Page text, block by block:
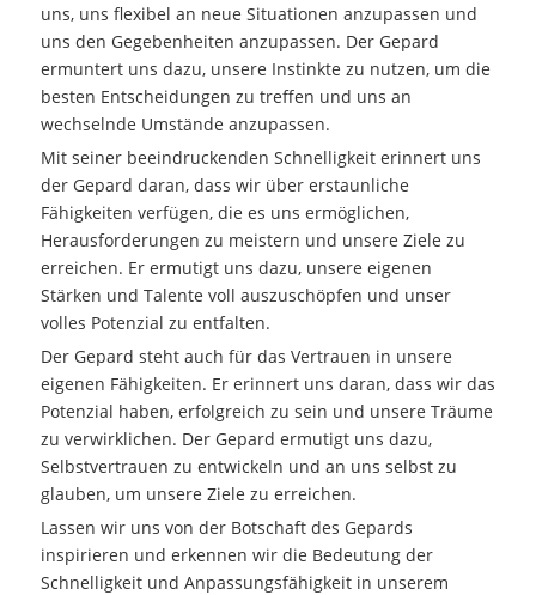
uns, uns flexibel an neue Situationen anzupassen und
uns den Gegebenheiten anzupassen. Der Gepard
ermuntert uns dazu, unsere Instinkte zu nutzen, um die
besten Entscheidungen zu treffen und uns an
wechselnde Umstände anzupassen.
Mit seiner beeindruckenden Schnelligkeit erinnert uns
der Gepard daran, dass wir über erstaunliche
Fähigkeiten verfügen, die es uns ermöglichen,
Herausforderungen zu meistern und unsere Ziele zu
erreichen. Er ermutigt uns dazu, unsere eigenen
Stärken und Talente voll auszuschöpfen und unser
volles Potenzial zu entfalten.
Der Gepard steht auch für das Vertrauen in unsere
eigenen Fähigkeiten. Er erinnert uns daran, dass wir das
Potenzial haben, erfolgreich zu sein und unsere Träume
zu verwirklichen. Der Gepard ermutigt uns dazu,
Selbstvertrauen zu entwickeln und an uns selbst zu
glauben, um unsere Ziele zu erreichen.
Lassen wir uns von der Botschaft des Gepards
inspirieren und erkennen wir die Bedeutung der
Schnelligkeit und Anpassungsfähigkeit in unserem